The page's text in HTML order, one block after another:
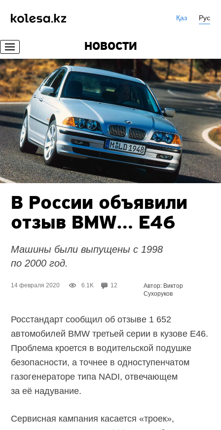
Қаз Рус
НОВОСТИ
В России объявили
отзыв BMW… E46
Машины были выпущены с 1998
по 2000 год.
14 февраля 2020 6.1K 12
Автор: Виктор
Сухоруков
Росстандарт сообщил об отзыве 1 652
автомобилей BMW третьей серии в кузове E46.
Проблема кроется в водительской подушке
безопасности, а точнее в одноступенчатом
газогенераторе типа NADI, отвечающем
за её надувание.
Сервисная кампания касается «троек»,